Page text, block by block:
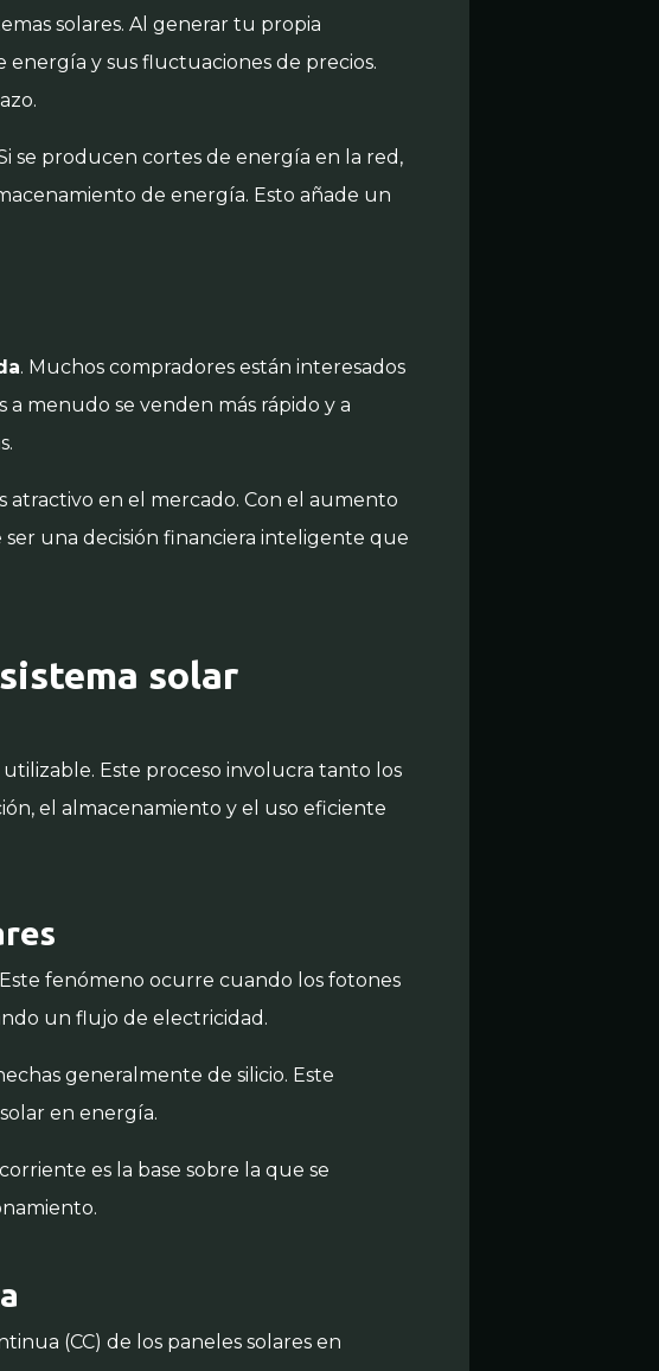
solares. Al generar tu propia
y sus fluctuaciones de precios.
se producen cortes de energía en la red,
de energía. Esto añade un
. Muchos compradores están interesados
a menudo se venden más rápido y a
atractivo en el mercado. Con el aumento
una decisión financiera inteligente que
solar
Este proceso involucra tanto los
el almacenamiento y el uso eficiente
fenómeno ocurre cuando los fotones
un flujo de electricidad.
generalmente de silicio. Este
en energía.
es la base sobre la que se
(CC) de los paneles solares en